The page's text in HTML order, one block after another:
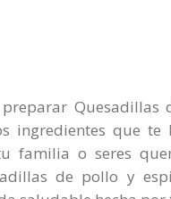
Quesadillas
ingredientes que te
familia o seres
de pollo y